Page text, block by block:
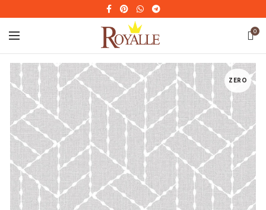
0
ZERO